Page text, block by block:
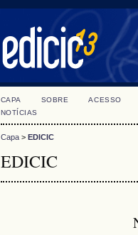
CAPA SOBRE
ACESSO
NOTÍCIAS
Capa> EDICIC
EDICIC